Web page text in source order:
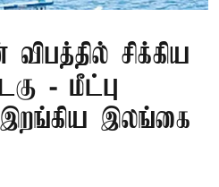
சிக்கிய
- மீட்பு
இலங்கை